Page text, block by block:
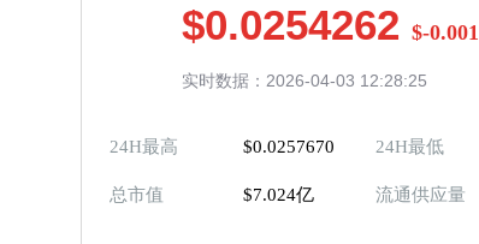
$0.0254262$-0.001
实时数据：2026-04-03 12:28:25
24H最高 $0.0257670 24H最低
总市值 $7.024亿 流通供应量